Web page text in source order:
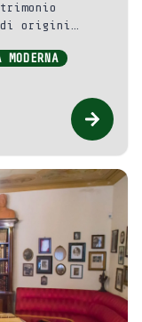
di origini
saloni
ed uno
MODERNA